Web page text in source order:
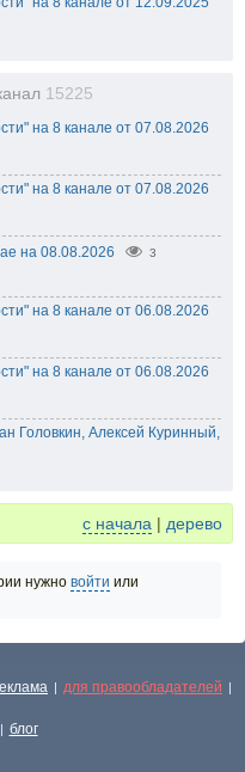
15225
на 8 канале от 07.08.2026
на 8 канале от 07.08.2026
на 08.08.2026 3
на 8 канале от 06.08.2026
на 8 канале от 06.08.2026
Головкин, Алексей Куринный,
с начала | дерево
нужно войти или
| для правообладателей |
| блог